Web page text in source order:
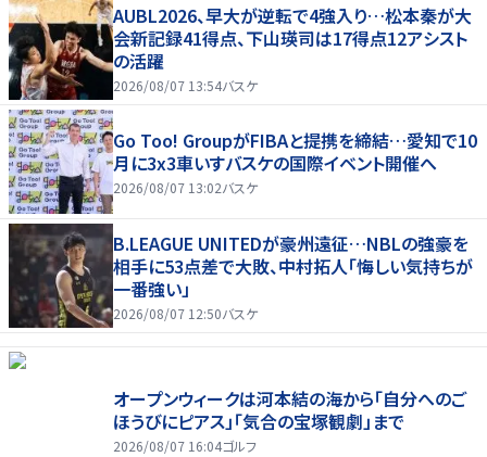
AUBL2026、早大が逆転で4強入り…松本秦が大
会新記録41得点、下山瑛司は17得点12アシスト
の活躍
2026/08/07 13:54バスケ
Go Too! GroupがFIBAと提携を締結…愛知で10
月に3x3車いすバスケの国際イベント開催へ
2026/08/07 13:02バスケ
B.LEAGUE UNITEDが豪州遠征…NBLの強豪を
相手に53点差で大敗、中村拓人「悔しい気持ちが
一番強い」
2026/08/07 12:50バスケ
オープンウィークは河本結の海から「自分へのご
ほうびにピアス」「気合の宝塚観劇」まで
2026/08/07 16:04ゴルフ